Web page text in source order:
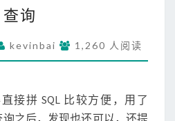
用
Q
L
L
C
查询
kevinbai 1,260 人阅读
接拼 SQL 比较方便，用了
询之后，发现也还可以，还提